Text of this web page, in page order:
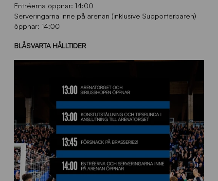
Entréerna öppnar: 14:00
Serveringarna inne på arenan (inklusive Supporterbaren)
öppnar: 14:00
BLÅSVARTA HÅLLTIDER